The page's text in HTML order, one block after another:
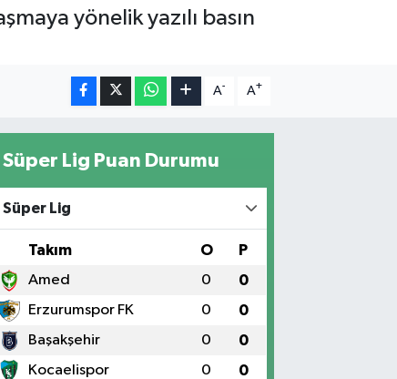
yönelik yazılı basın
A- A+
Süper Lig Puan Durumu
Süper Lig
Takım O P
Amed 0 0
Erzurumspor FK 0 0
Başakşehir 0 0
Kocaelispor 0 0